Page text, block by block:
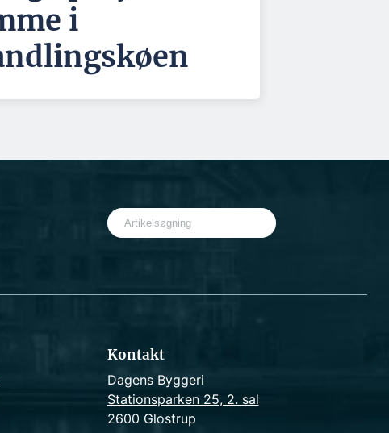
i
S
e
c
Kontakt
Dagens Byggeri
Stationsparken 25, 2. sal
2600 Glostrup